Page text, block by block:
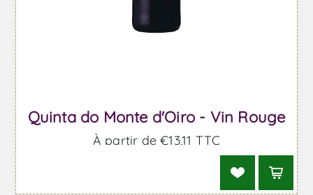
Quinta do Monte d'Oiro - Vin Rouge
À partir de €13,11 TTC